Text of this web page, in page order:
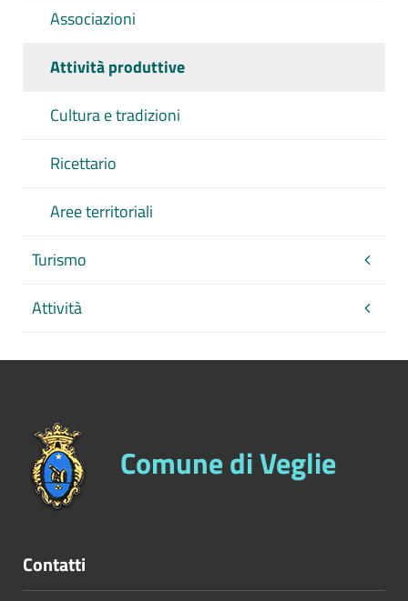
Associazioni
Attività produttive
Cultura e tradizioni
Ricettario
Aree territoriali
Turismo
Attività
Comune di Veglie
Contatti